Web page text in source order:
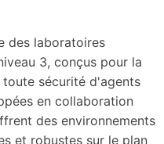
des laboratoires
3, conçus pour la
sécurité d'agents
en collaboration
des environnements
et robustes sur le plan